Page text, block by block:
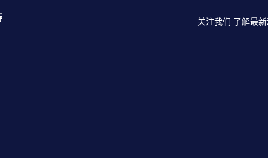
关注我们 了解最